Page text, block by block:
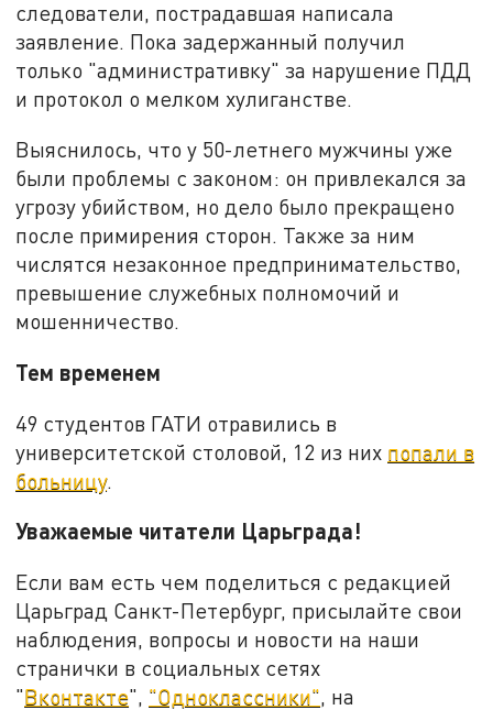
следователи, пострадавшая написала
заявление. Пока задержанный получил
только "административку" за нарушение ПДД
и протокол о мелком хулиганстве.
Выяснилось, что у 50-летнего мужчины уже
были проблемы с законом: он привлекался за
угрозу убийством, но дело было прекращено
после примирения сторон. Также за ним
числятся незаконное предпринимательство,
превышение служебных полномочий и
мошенничество.
Тем временем
49 студентов ГАТИ отравились в
университетской столовой, 12 из них попали в
больницу.
Уважаемые читатели Царьграда!
Если вам есть чем поделиться с редакцией
Царьград Санкт-Петербург, присылайте свои
наблюдения, вопросы и новости на наши
странички в социальных сетях
"Вконтакте", "Одноклассники", на